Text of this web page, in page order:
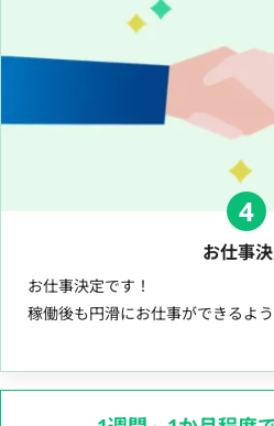
4
お仕事
お仕事決定です！
稼働後も円滑にお仕事ができるよ